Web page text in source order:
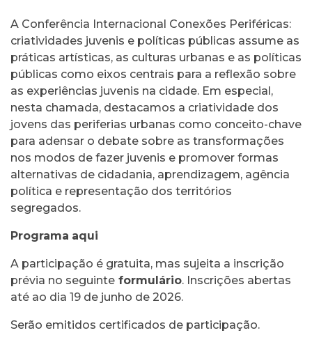
A Conferência Internacional Conexões Periféricas:
criatividades juvenis e políticas públicas assume as
práticas artísticas, as culturas urbanas e as políticas
públicas como eixos centrais para a reflexão sobre
as experiências juvenis na cidade. Em especial,
nesta chamada, destacamos a criatividade dos
jovens das periferias urbanas como conceito-chave
para adensar o debate sobre as transformações
nos modos de fazer juvenis e promover formas
alternativas de cidadania, aprendizagem, agência
política e representação dos territórios
segregados.
Programa aqui
A participação é gratuita, mas sujeita a inscrição
prévia no seguinte formulário. Inscrições abertas
até ao dia 19 de junho de 2026.
Serão emitidos certificados de participação.